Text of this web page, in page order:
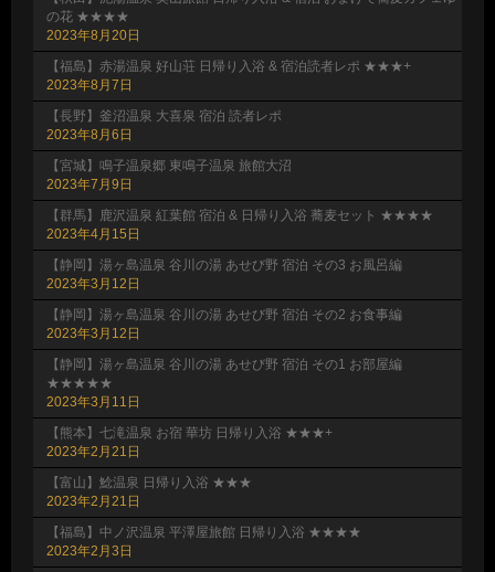
の花 ★★★★
2023年8月20日
【福島】赤湯温泉 好山荘 日帰り入浴 & 宿泊読者レポ ★★★+
2023年8月7日
【長野】釜沼温泉 大喜泉 宿泊 読者レポ
2023年8月6日
【宮城】鳴子温泉郷 東鳴子温泉 旅館大沼
2023年7月9日
【群馬】鹿沢温泉 紅葉館 宿泊 & 日帰り入浴 蕎麦セット ★★★★
2023年4月15日
【静岡】湯ヶ島温泉 谷川の湯 あせび野 宿泊 その3 お風呂編
2023年3月12日
【静岡】湯ヶ島温泉 谷川の湯 あせび野 宿泊 その2 お食事編
2023年3月12日
【静岡】湯ヶ島温泉 谷川の湯 あせび野 宿泊 その1 お部屋編
★★★★★
2023年3月11日
【熊本】七滝温泉 お宿 華坊 日帰り入浴 ★★★+
2023年2月21日
【富山】鯰温泉 日帰り入浴 ★★★
2023年2月21日
【福島】中ノ沢温泉 平澤屋旅館 日帰り入浴 ★★★★
2023年2月3日